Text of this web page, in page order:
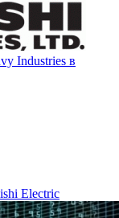
Industries в
Electric